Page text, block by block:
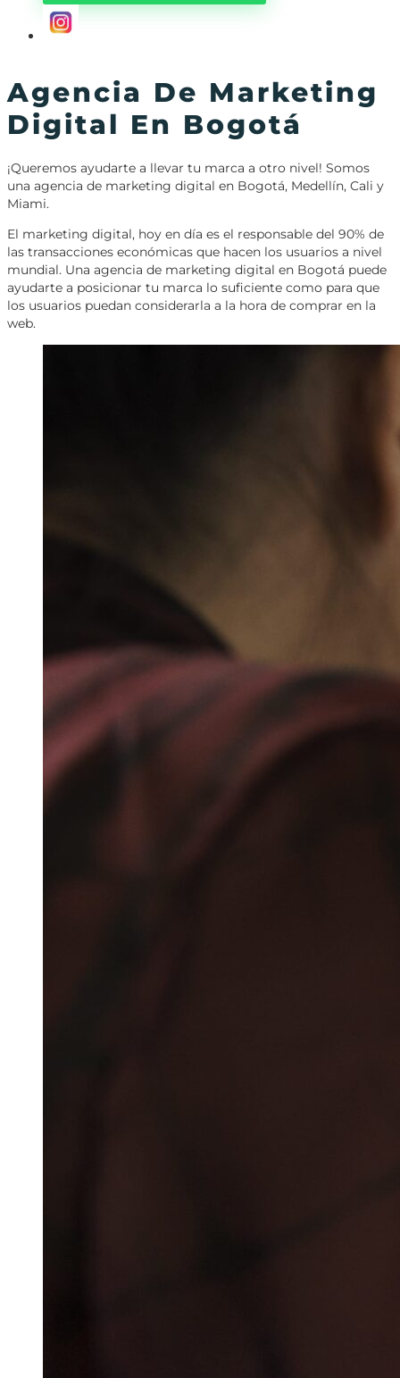
Agencia De Marketing
Digital En Bogotá
¡Queremos ayudarte a llevar tu marca a otro nivel! Somos
una agencia de marketing digital en Bogotá, Medellín, Cali y
Miami.
El marketing digital, hoy en día es el responsable del 90% de
las transacciones económicas que hacen los usuarios a nivel
mundial. Una agencia de marketing digital en Bogotá puede
ayudarte a posicionar tu marca lo suficiente como para que
los usuarios puedan considerarla a la hora de comprar en la
web.